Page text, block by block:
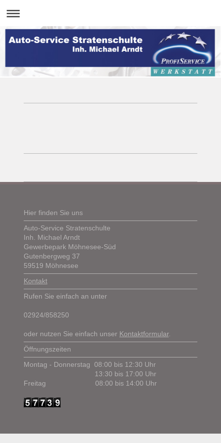
Hier finden Sie uns
Auto-Service Stratenschulte
Inh. Michael Arndt
Gewerbepark Möhnesee-Süd
Gutenbergweg 37
59519 Möhnesee
Kontakt
Rufen Sie einfach an unter
02924/858250
oder nutzen Sie einfach unser Kontaktformular.
Öffnungszeiten
Montag - Donnerstag 08:00 bis 12:30 Uhr
13:30 bis 17:00 Uhr
Freitag 08:00 bis 14:00 Uhr